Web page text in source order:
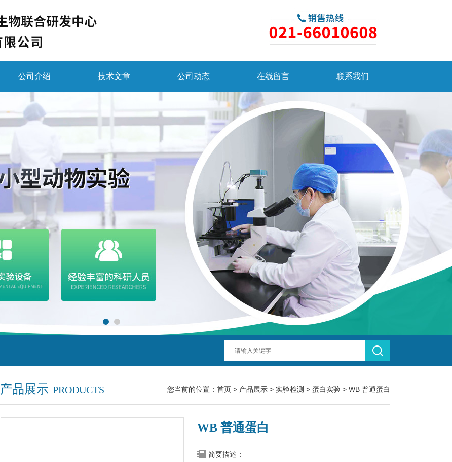
公司介绍 技术文章 公司动态 在线留言 联系我们
产品展示 PRODUCTS 您当前的位置： 首页 > 产品展示 > 实验检测 > 蛋白实验 > WB 普通蛋白
WB 普通蛋白
简要描述：